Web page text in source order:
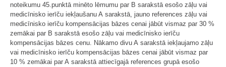
noteikumu 45.punktā minēto lēmumu par B sarakstā esošo zāļu vai
medicīnisko ierīču iekļaušanu A sarakstā, jauno references zāļu vai
medicīnisko ierīču kompensācijas bāzes cenai jābūt vismaz par 30 %
zemākai par B sarakstā esošo zāļu vai medicīnisko ierīču
kompensācijas bāzes cenu. Nākamo divu A sarakstā iekļaujamo zāļu
vai medicīnisko ierīču kompensācijas bāzes cenai jābūt vismaz par
10 % zemākai par A sarakstā attiecīgajā references grupā esošo